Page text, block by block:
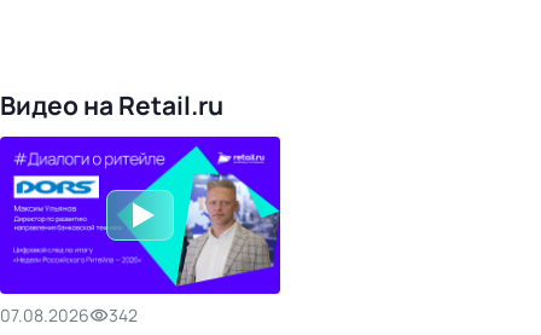
Видео на Retail.ru
07.08.2026
342